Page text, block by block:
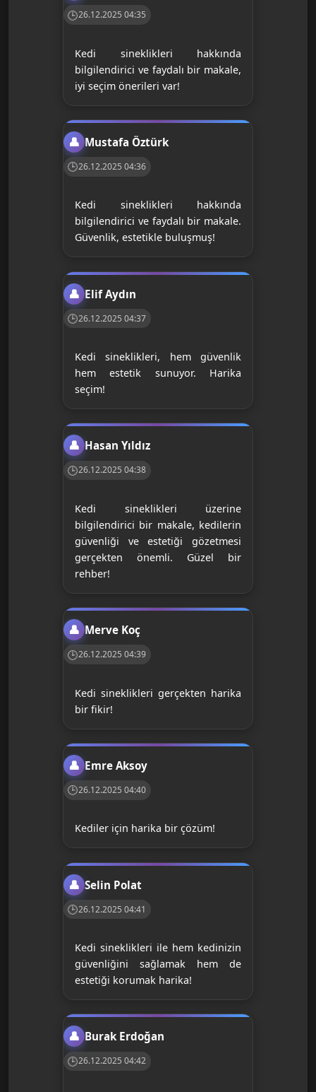
26.12.2025 04:35
Kedi sineklikleri hakkında
bilgilendirici ve faydalı bir makale,
iyi seçim önerileri var!
Mustafa Öztürk
26.12.2025 04:36
Kedi sineklikleri hakkında
bilgilendirici ve faydalı bir makale.
Güvenlik, estetikle buluşmuş!
Elif Aydın
26.12.2025 04:37
Kedi sineklikleri, hem güvenlik
hem estetik sunuyor. Harika
seçim!
Hasan Yıldız
26.12.2025 04:38
Kedi sineklikleri üzerine
bilgilendirici bir makale, kedilerin
güvenliği ve estetiği gözetmesi
gerçekten önemli. Güzel bir
rehber!
Merve Koç
26.12.2025 04:39
Kedi sineklikleri gerçekten harika
bir fikir!
Emre Aksoy
26.12.2025 04:40
Kediler için harika bir çözüm!
Selin Polat
26.12.2025 04:41
Kedi sineklikleri ile hem kedinizin
güvenliğini sağlamak hem de
estetiği korumak harika!
Burak Erdoğan
26.12.2025 04:42